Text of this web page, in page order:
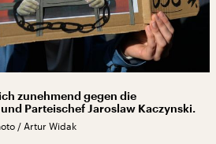
zunehmend gegen die
Parteischef Jaroslaw Kaczynski.
/ Artur Widak